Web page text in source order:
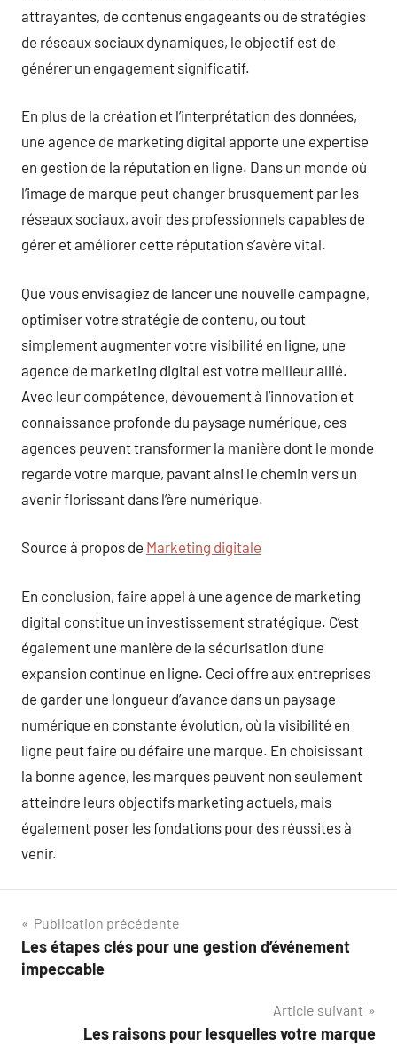
attrayantes, de contenus engageants ou de stratégies
de réseaux sociaux dynamiques, le objectif est de
générer un engagement significatif.
En plus de la création et l’interprétation des données,
une agence de marketing digital apporte une expertise
en gestion de la réputation en ligne. Dans un monde où
l’image de marque peut changer brusquement par les
réseaux sociaux, avoir des professionnels capables de
gérer et améliorer cette réputation s’avère vital.
Que vous envisagiez de lancer une nouvelle campagne,
optimiser votre stratégie de contenu, ou tout
simplement augmenter votre visibilité en ligne, une
agence de marketing digital est votre meilleur allié.
Avec leur compétence, dévouement à l’innovation et
connaissance profonde du paysage numérique, ces
agences peuvent transformer la manière dont le monde
regarde votre marque, pavant ainsi le chemin vers un
avenir florissant dans l’ère numérique.
Source à propos de Marketing digitale
En conclusion, faire appel à une agence de marketing
digital constitue un investissement stratégique. C’est
également une manière de la sécurisation d’une
expansion continue en ligne. Ceci offre aux entreprises
de garder une longueur d’avance dans un paysage
numérique en constante évolution, où la visibilité en
ligne peut faire ou défaire une marque. En choisissant
la bonne agence, les marques peuvent non seulement
atteindre leurs objectifs marketing actuels, mais
également poser les fondations pour des réussites à
venir.
Navigation
de
Publication précédente
Les étapes clés pour une gestion d’événement
impeccable
Article suivant
Les raisons pour lesquelles votre marque